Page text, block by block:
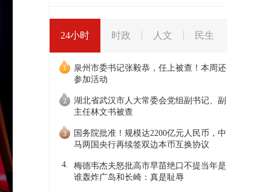
24小时 时政 人文 民生
泉州市委书记张毅恭，任上被查！本周还
参加活动
湖北省武汉市人大常委会党组副书记、副
主任林文书被查
国务院批准！规模达2200亿元人民币，中
马两国央行再续签双边本币互换协议
4.
梅德韦杰夫怒批高市早苗绝口不提当年是
谁轰炸广岛和长崎：真是耻辱